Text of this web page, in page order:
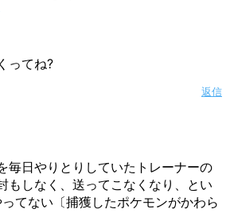
ってね?
返信
毎日やりとりしていたトレーナーの
もしなく、送ってこなくなり、とい
てない〔捕獲したポケモンがかわら